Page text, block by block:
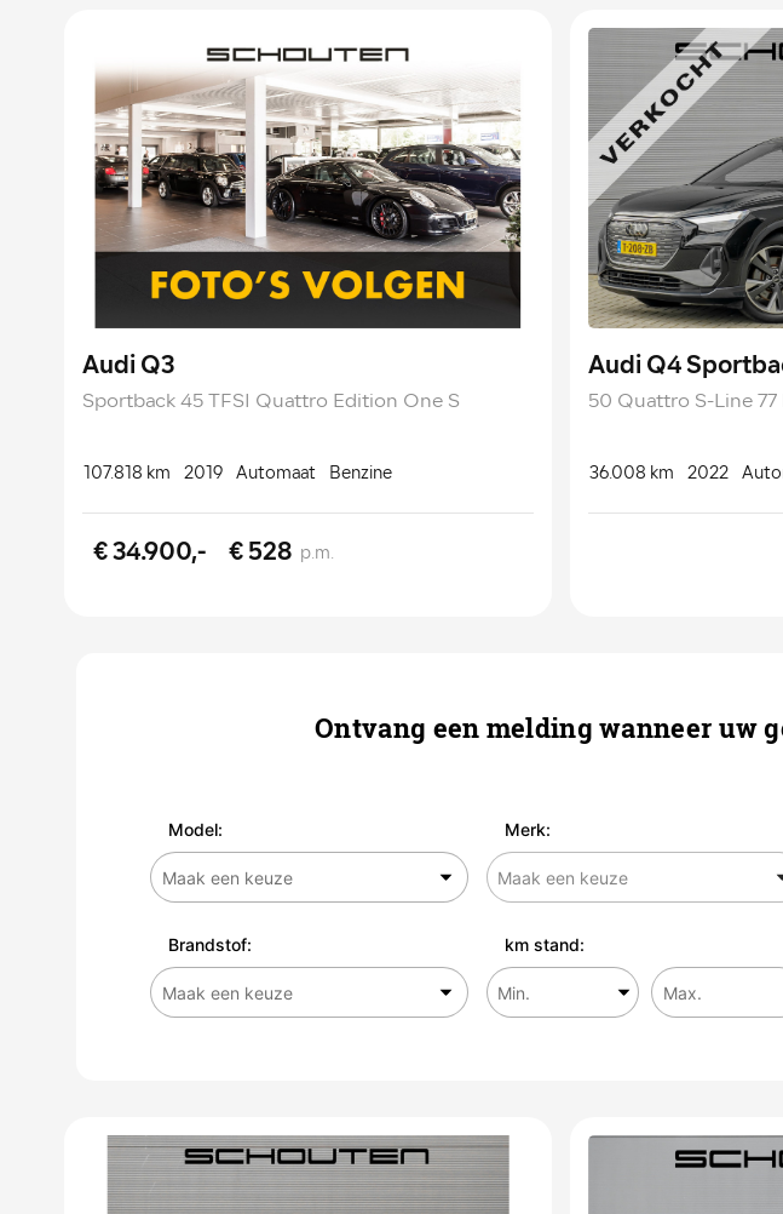
Audi Q3
Sportback 45 TFSI Quattro Edition One S
107.818 km 2019 Automaat Benzine
€ 34.900,- € 528 p.m.
Audi Q4
50 Quattro S-Line 77
36.008 km 2022
Ontvang een melding wanneer uw
Model: Merk:
Brandstof: km stand: